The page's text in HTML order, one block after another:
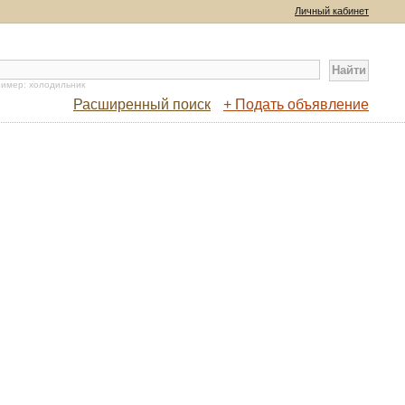
Личный кабинет
холодильник
Расширенный поиск + Подать объявление